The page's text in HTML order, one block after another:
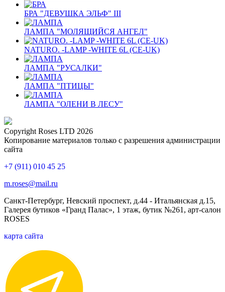
БРА "ДЕВУШКА ЭЛЬФ" III
ЛАМПА "МОЛЯЩИЙСЯ АНГЕЛ"
NATURO. -LAMP -WHITE 6L (CE-UK)
ЛАМПА "РУСАЛКИ"
ЛАМПА "ПТИЦЫ"
ЛАМПА "ОЛЕНИ В ЛЕСУ"
Copyright Roses LTD 2026
Копирование материалов только с разрешения администрации
сайта
+7 (911) 010 45 25
m.roses@mail.ru
Санкт-Петербург, Невский проспект, д.44 - Итальянская д.15,
Галерея бутиков «Гранд Палас», 1 этаж, бутик №261, арт-салон
ROSES
карта сайта